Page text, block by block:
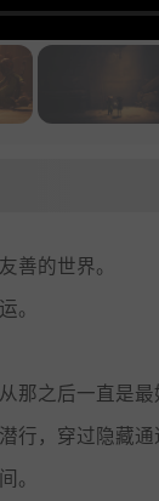
的世界。
。
之后一直是最
，穿过隐藏通
。